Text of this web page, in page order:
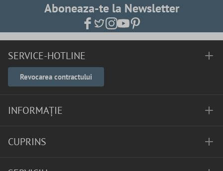
Aboneaza-te la Newsletter
SERVICE-HOTLINE
Revocarea contractului
INFORMAȚIE
CUPRINS